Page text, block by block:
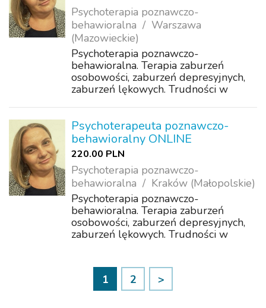
Psychoterapia poznawczo-
behawioralna
Warszawa
(Mazowieckie)
Psychoterapia poznawczo-
behawioralna. Terapia zaburzeń
osobowości, zaburzeń depresyjnych,
zaburzeń lękowych. Trudności w
koncentracją, motywacją. Wsparcie w
samorozwoju.
Psychoterapeuta poznawczo-
behawioralny ONLINE
220.00 PLN
Psychoterapia poznawczo-
behawioralna
Kraków (Małopolskie)
Psychoterapia poznawczo-
behawioralna. Terapia zaburzeń
osobowości, zaburzeń depresyjnych,
zaburzeń lękowych. Trudności w
koncentracją, motywacją. Wsparcie w
samorozwoju.
1 2 >